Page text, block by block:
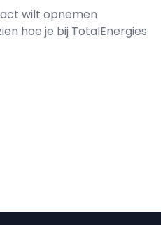
wilt opnemen
hoe je bij TotalEnergies